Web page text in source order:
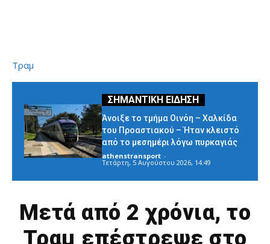
Τραμ
Άνοιξε το τμήμα Οινόη – Χαλκίδα
του Προαστιακού – Ήταν κλειστό
από το μεσημέρι λόγω πυρκαγιάς
athenstransport -
Τετάρτη, 5 Αυγούστου 2026, 14:49
Μετά από 2 χρόνια, το
Τραμ επέστρεψε στο